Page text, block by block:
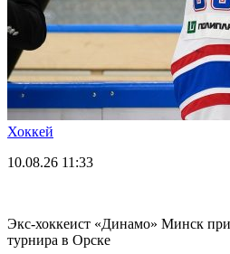
Хоккей
10.08.26 11:33
Экс-хоккеист «Динамо» Минск
турнира в Орске